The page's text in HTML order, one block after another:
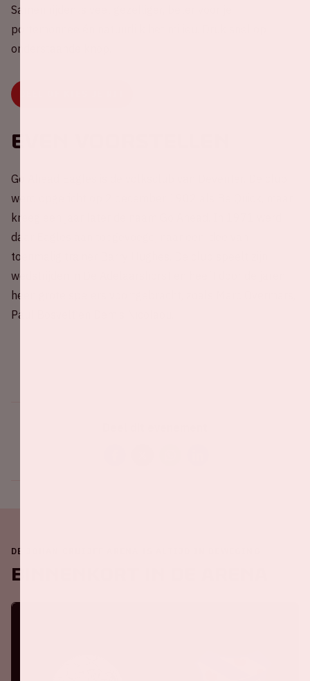
Samen rijden is veel gezelliger, beter voor je
portemonnee én natuurlijk het milieu. Druk snel op
onderstaande knop.
Even voorstellen
Go Ahead Eagles is de volksclub van Deventer. De club
werd opgericht op 2 december 1902 als Be Quick, maar
kreeg een jaar later de naam Go Ahead. In 1971 werd
daar Eagles aan toegevoegd, naar een idee van
toenmalig trainer Barry Hughes. De club speelt zijn
wedstrijden in De Adelaarshorst en heeft door de jaren
heen grote spelers voortgebracht, zoals Marc Overmars,
Paul Bosvelt en Demis Nicolaou.
DE JOHAN CRUIJFF ARENA IS ALTIJD IN BEWEGING
Binnenkort in de ArenA